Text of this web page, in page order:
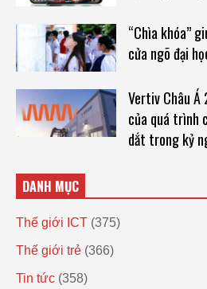
“Chìa khóa”
cửa ngõ đại
Vertiv Châu Á
của quá trình
dắt trong kỷ
DANH MỤC
Thế giới ICT (375)
Thế giới trẻ (366)
Tin tức (358)